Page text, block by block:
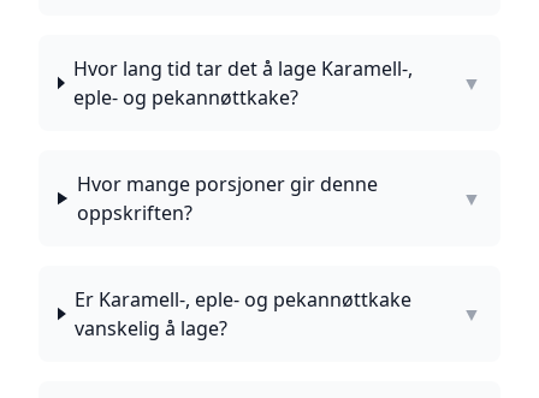
Hvor lang tid tar det å lage Karamell-,
eple- og pekannøttkake?
▼
Hvor mange porsjoner gir denne
oppskriften?
▼
Er Karamell-, eple- og pekannøttkake
vanskelig å lage?
▼